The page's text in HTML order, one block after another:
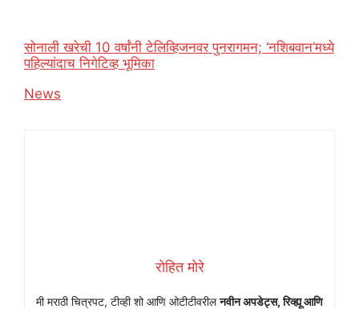
सोनाली खरेची 10 वर्षांनी टेलिव्हिजनवर पुनरागमन; ‘नशिबवान’मध्ये
पहिल्यांदाच निगेटिव्ह भूमिका
In relation to
News
रोहित मोरे
मी मराठी चित्रपट, टीव्ही शो आणि ओटीटीवरीलनवीन अपडेट्स, रिव्ह्यू आणि